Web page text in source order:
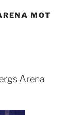
MOT
Arena